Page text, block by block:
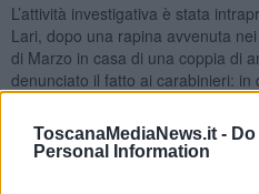
ToscanaMediaNews.it -
Personal Information
L’attività investigativa è stata
Lari, dopo una rapina avvenuta
di Marzo in casa di una coppia di
denunciato il fatto ai carabinieri: in
della notte, mentre stavano
anche di morte, gli avevano